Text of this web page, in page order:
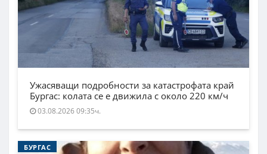
Ужасяващи подробности за катастрофата край
Бургас: колата се е движила с около 220 км/ч
03.08.2026 09:35ч.
БУРГАС